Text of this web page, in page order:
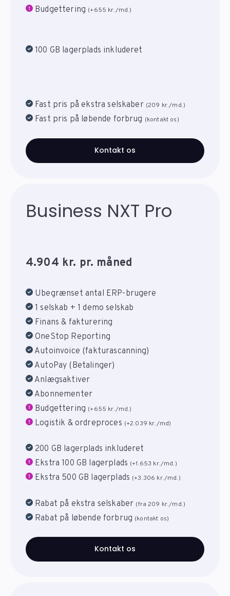
Budgettering (+655 kr./md.)
100 GB lagerplads inkluderet
Fast pris på ekstra selskaber (209 kr./md.)
Fast pris på løbende forbrug (kontakt os)
Kontakt os
Business NXT Pro
4.904 kr. pr. måned
Ubegrænset antal ERP-brugere
1 selskab + 1 demo selskab
Finans & fakturering
OneStop Reporting
Autoinvoice (fakturascanning)
AutoPay (Betalinger)
Anlægsaktiver
Abonnementer
Budgettering (+655 kr./md.)
Logistik & ordreproces (+2.039 kr./md)
200 GB lagerplads inkluderet
Ekstra 100 GB lagerplads (+1.653 kr./md.)
Ekstra 500 GB lagerplads (+3.306 kr./md.)
Rabat på ekstra selskaber (fra 209 kr./md.)
Rabat på løbende forbrug (kontakt os)
Kontakt os